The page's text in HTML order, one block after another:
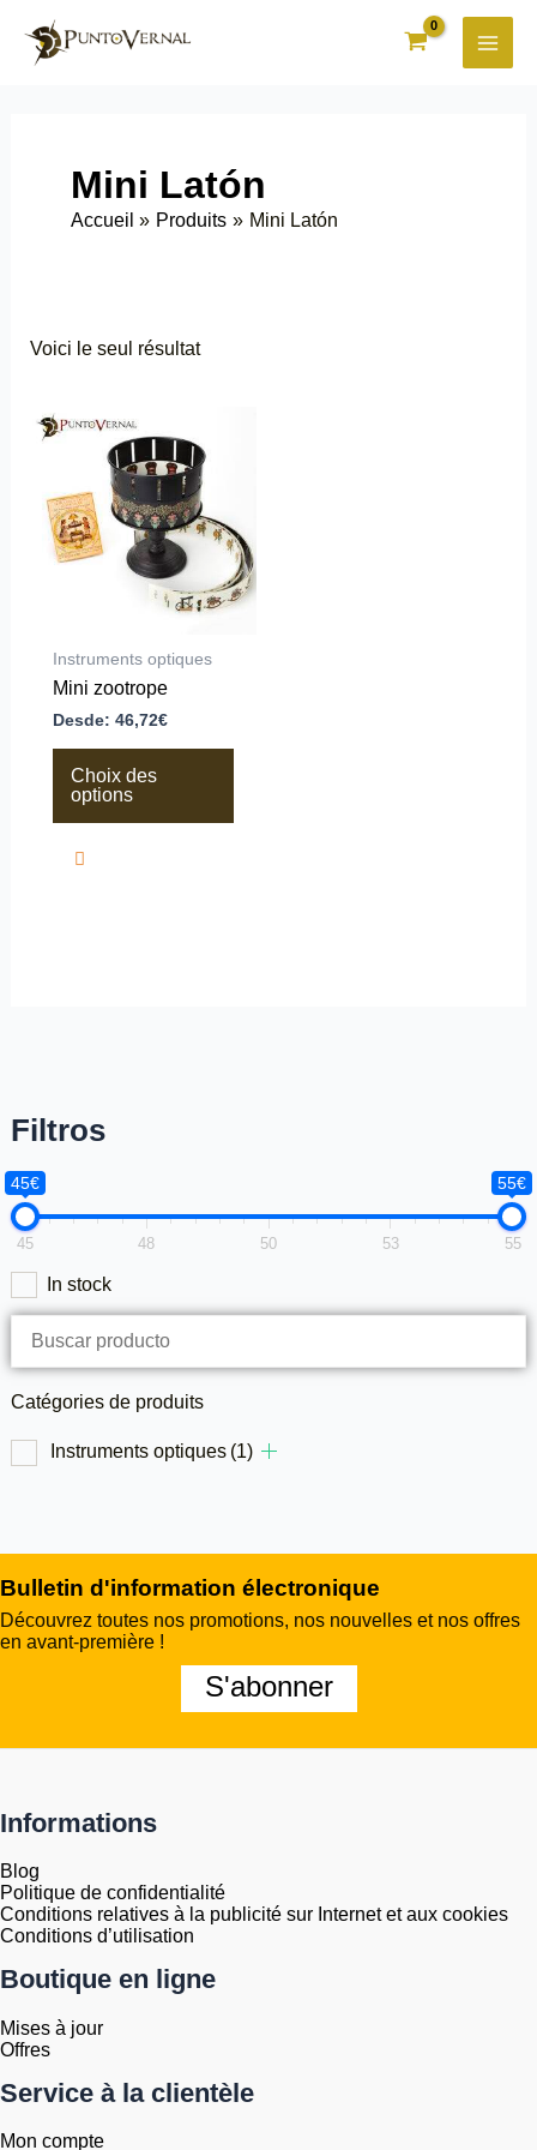
contenu
Filtros
45€ 55€
45 48 50 53 55
In stock
Catégories de produits
Instruments optiques (1)
Mini Latón
Accueil Produits Mini Latón
Voici le seul résultat
Instruments optiques
Mini zootrope
Desde: 46,72€
Choix des
options
Ce
produit
plusieurs
variations.
Les
options
peuvent
la
du
produit
Bulletin d'information électronique
Découvrez toutes nos promotions, nos nouvelles et nos offres
en avant-première !
S'abonner
Informations
Blog
Politique de confidentialité
Conditions relatives à la publicité sur Internet et aux cookies
Conditions d’utilisation
Boutique en ligne
Mises à jour
Offres
Service à la clientèle
Mon compte